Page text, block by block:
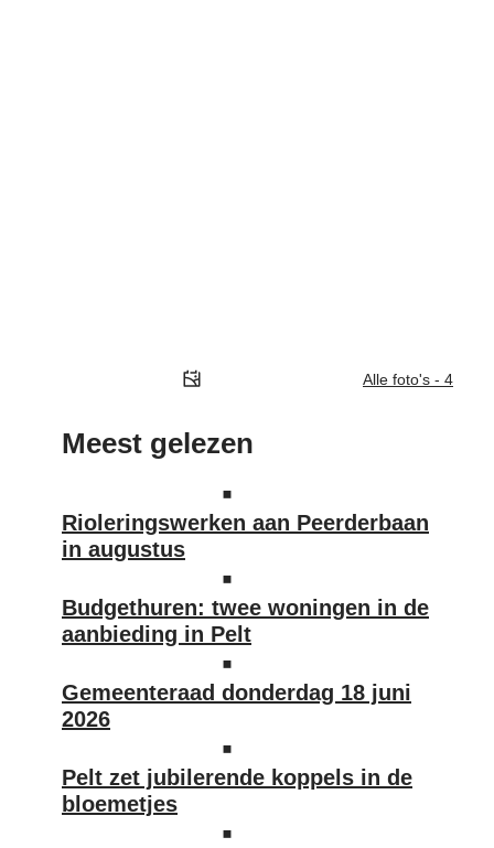
Alle foto's - 4
Meest gelezen
Rioleringswerken aan Peerderbaan
in augustus
Budgethuren: twee woningen in de
aanbieding in Pelt
Gemeenteraad donderdag 18 juni
2026
Pelt zet jubilerende koppels in de
bloemetjes